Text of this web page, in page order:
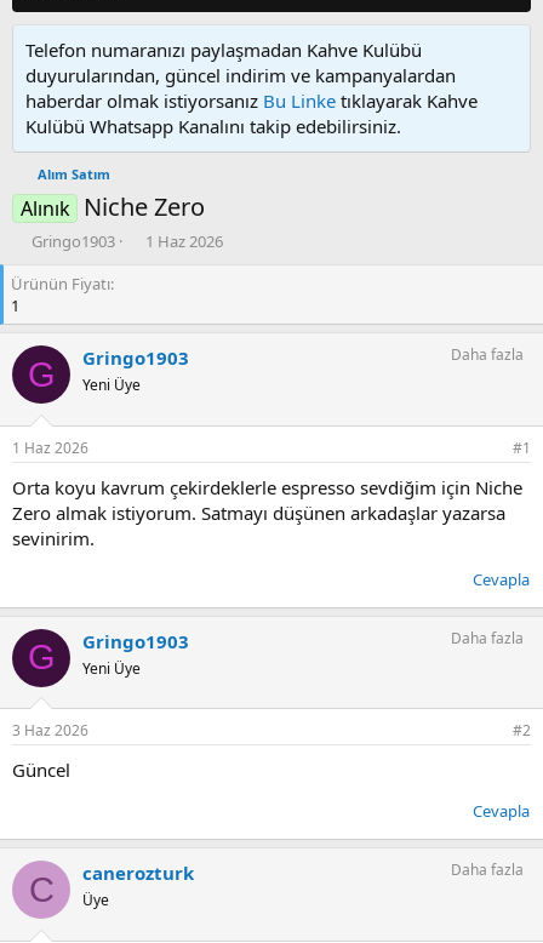
Telefon numaranızı paylaşmadan Kahve Kulübü
duyurularından, güncel indirim ve kampanyalardan
haberdar olmak istiyorsanız Bu Linke tıklayarak Kahve
Kulübü Whatsapp Kanalını takip edebilirsiniz.
Alım Satım
Alınık Niche Zero
K
n
y
u
b
a
a
t
a
n
Gringo1903
B
a
n
g
a
r
i
h
1 Haz 2026
Ürünün Fiyatı
1
G Gringo1903
Yeni Üye
Daha fazla
1 Haz 2026 #1
Orta koyu kavrum çekirdeklerle espresso sevdiğim için Niche
Zero almak istiyorum. Satmayı düşünen arkadaşlar yazarsa
sevinirim.
Cevapla
G Gringo1903
Yeni Üye
Daha fazla
3 Haz 2026 #2
Güncel
Cevapla
C canerozturk
Üye
Daha fazla